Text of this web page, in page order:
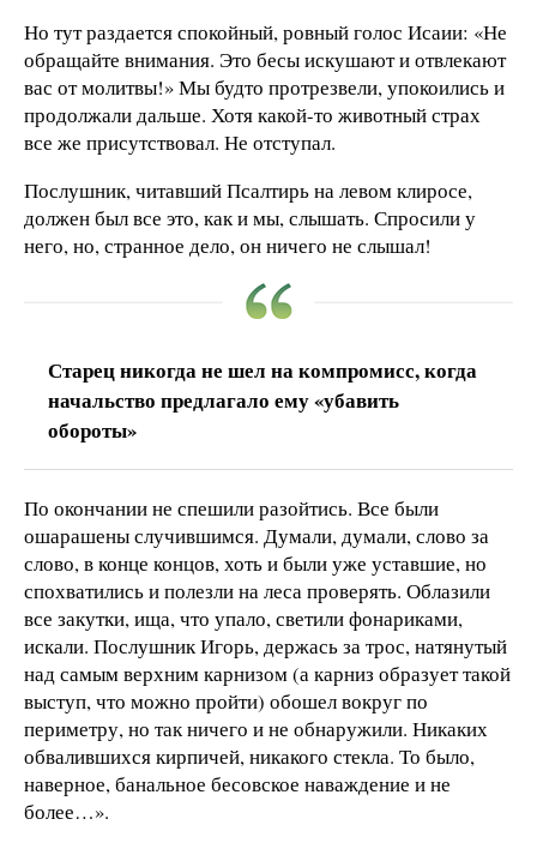
Но тут раздается спокойный, ровный голос Исаии: «Не
обращайте внимания. Это бесы искушают и отвлекают
вас от молитвы!» Мы будто протрезвели, упокоились и
продолжали дальше. Хотя какой-то животный страх
все же присутствовал. Не отступал.
Послушник, читавший Псалтирь на левом клиросе,
должен был все это, как и мы, слышать. Спросили у
него, но, странное дело, он ничего не слышал!
Старец никогда не шел на компромисс, когда
начальство предлагало ему «убавить
обороты»
По окончании не спешили разойтись. Все были
ошарашены случившимся. Думали, думали, слово за
слово, в конце концов, хоть и были уже уставшие, но
спохватились и полезли на леса проверять. Облазили
все закутки, ища, что упало, светили фонариками,
искали. Послушник Игорь, держась за трос, натянутый
над самым верхним карнизом (а карниз образует такой
выступ, что можно пройти) обошел вокруг по
периметру, но так ничего и не обнаружили. Никаких
обвалившихся кирпичей, никакого стекла. То было,
наверное, банальное бесовское наваждение и не
более…».